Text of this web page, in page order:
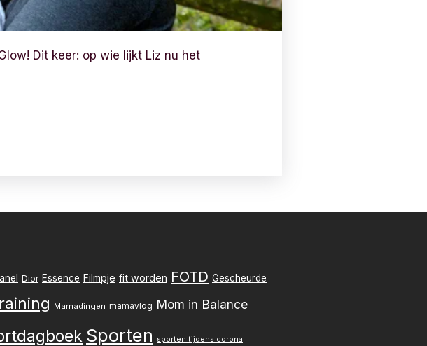
Dit keer: op wie lijkt Liz nu het
Dior Essence Filmpje fit worden FOTD Gescheurde
Mamadingen mamavlog Mom in Balance
Sporten sporten tijdens corona